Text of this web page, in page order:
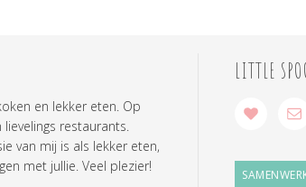
en lekker eten. Op
restaurants.
van mij is als lekker eten,
met jullie. Veel plezier!
LITTLE